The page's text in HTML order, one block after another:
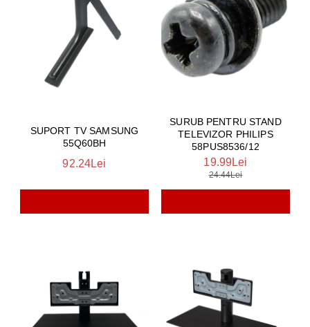
SUPORT TV SAMSUNG
55Q60BH
92.24Lei
SURUB PENTRU STAND
TELEVIZOR PHILIPS
58PUS8536/12
19.99Lei
24.44Lei